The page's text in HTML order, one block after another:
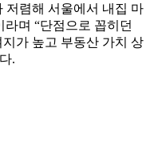
저렴해 서울에서 내집 마
며 “단점으로 꼽히던
가 높고 부동산 가치 상
.